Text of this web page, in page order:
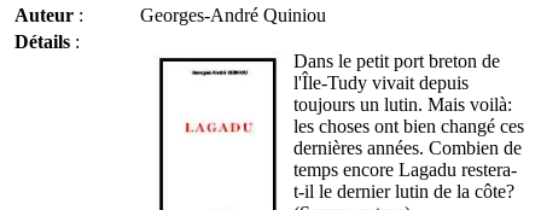
Auteur :
Georges-André Quiniou
Détails :
Dans le petit port breton de
l'Île-Tudy vivait depuis
toujours un lutin. Mais voilà:
les choses ont bien changé ces
dernières années. Combien de
temps encore Lagadu restera-
t-il le dernier lutin de la côte?